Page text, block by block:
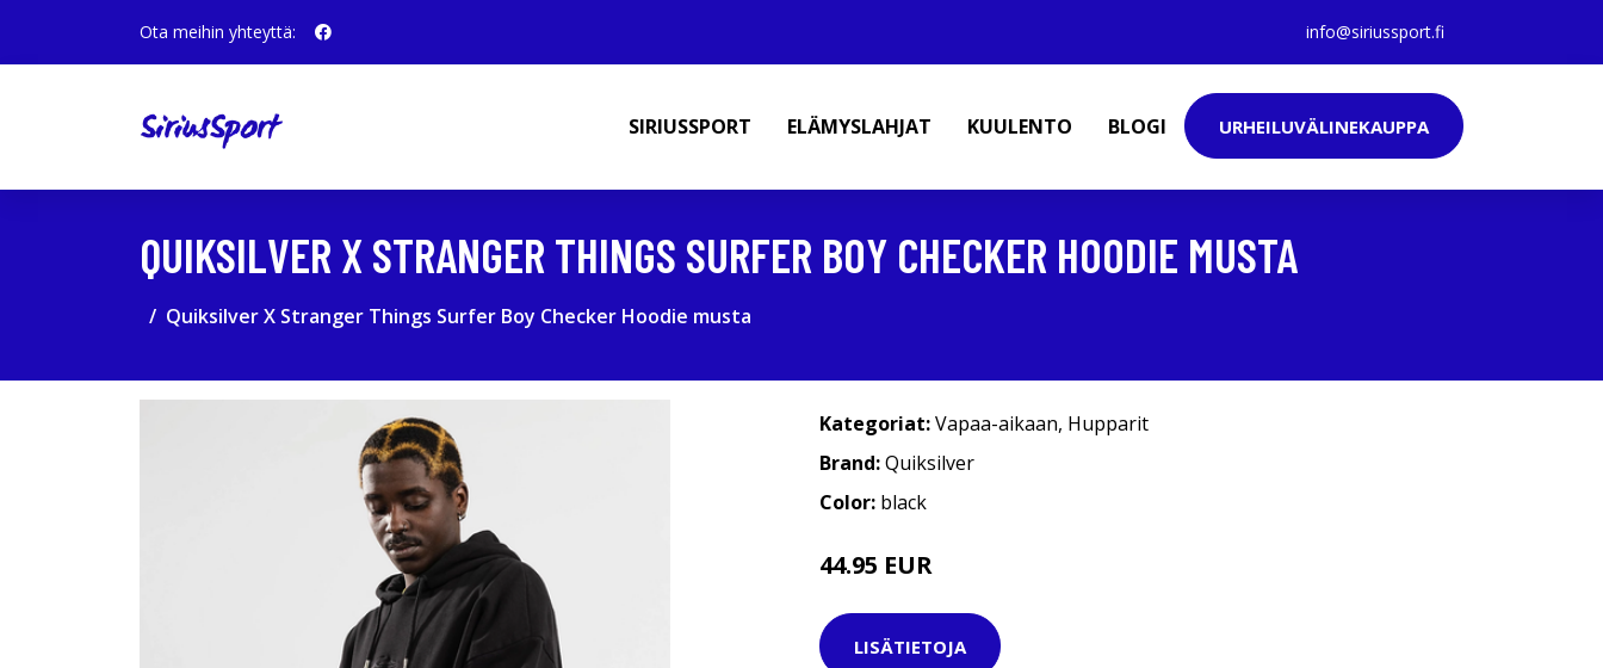
Ota meihin yhteyttä: info@siriussport.fi
SIRIUSSPORT ELÄMYSLAHJAT KUULENTO BLOGI URHEILUVÄLINEKAUPPA
QUIKSILVER X STRANGER THINGS SURFER BOY CHECKER HOODIE MUSTA
Quiksilver X Stranger Things Surfer Boy Checker Hoodie musta
Kategoriat:Vapaa-aikaan, Hupparit
Brand:Quiksilver
Color: black
44.95 EUR
LISÄTIETOJA